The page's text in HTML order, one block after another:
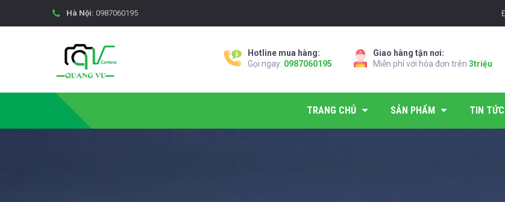
Hà Nội: 0987060195
Hotline mua hàng:
Gọi ngay: 0987060195
Giao hàng tận nơi:
Miễn phí với hóa đơn trên 3triệu
TRANG CHỦ SẢN PHẨM TIN TỨC